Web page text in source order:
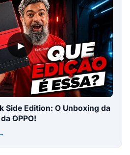
▶
Side Edition: O Unboxing da
OPPO!